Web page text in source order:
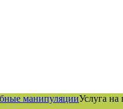
манипуляцииУслуга на